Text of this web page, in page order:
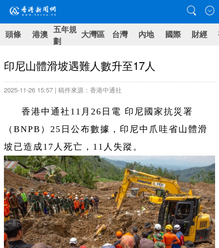
頭條 港澳 五年規
劃
大灣區 台灣 內地 國際 財經
印尼山體滑坡遇難人數升至17人
2025-11-26 15:57 | 稿件來源：香港中通社
香港中通社11月26日電 印尼國家抗災署
（BNPB）25日公布數據，印尼中爪哇省山體滑
坡已造成17人死亡，11人失蹤。